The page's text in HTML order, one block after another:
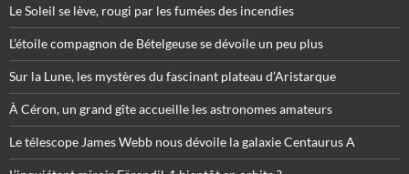
Le Soleil se lève, rougi par les fumées des incendies
L’étoile compagnon de Bételgeuse se dévoile un peu plus
Sur la Lune, les mystères du fascinant plateau d’Aristarque
À Céron, un grand gîte accueille les astronomes amateurs
Le télescope James Webb nous dévoile la galaxie Centaurus A